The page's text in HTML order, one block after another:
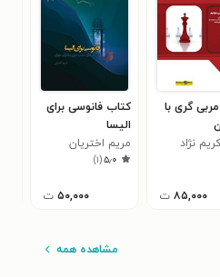
گری با
نژاد
۸۵,۰۰۰ ت
کتاب فانوسی برای
الیسا
مریم اختریان
۵٫۰(۱)
۵۰,۰۰۰ ت
مشاهده همه